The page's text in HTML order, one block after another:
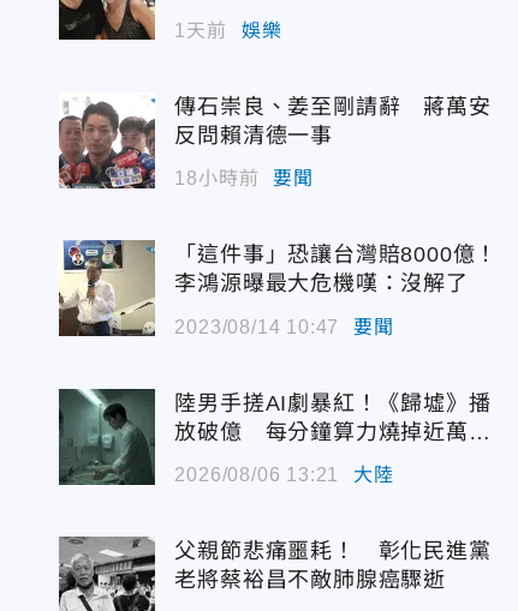
歡她
1天前 娛樂
傳石崇良、姜至剛請辭 蔣萬安
反問賴清德一事
18小時前 要聞
「這件事」恐讓台灣賠8000億！
李鴻源曝最大危機嘆：沒解了
2023/08/14 10:47 要聞
陸男手搓AI劇暴紅！《歸墟》播
放破億 每分鐘算力燒掉近萬台
2026/08/06 13:21 大陸
父親節悲痛噩耗！ 彰化民進黨
老將蔡裕昌不敵肺腺癌驟逝